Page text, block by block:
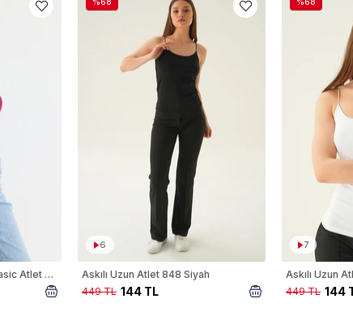
Bordo İnce Askılı Fitted Basic Atlet 947
6
Askılı Uzun Atlet 848 Siyah
144 TL
449 TL
7
Askılı Uzun
144
449 TL